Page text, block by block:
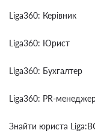
Liga360: Керівник
Liga360: Юрист
Liga360: Бухгалтер
Liga360: PR-
Знайти юриста